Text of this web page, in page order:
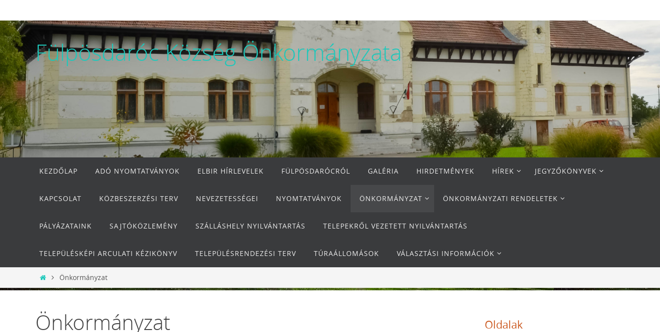
Fülpösdaróc Község Önkormányzata
KEZDŐLAP
ADÓ NYOMTATVÁNYOK ELBIR HÍRLEVELEK FÜLPÖSDARÓCRÓL GALÉRIA HIRDETMÉNYEK HÍREK JEGYZŐKÖNYVEK
KAPCSOLAT KÖZBESZERZÉSI TERV NEVEZETESSÉGEI NYOMTATVÁNYOK ÖNKORMÁNYZAT ÖNKORMÁNYZATI RENDELETEK
PÁLYÁZATAINK SAJTÓKÖZLEMÉNY SZÁLLÁSHELY NYILVÁNTARTÁS TELEPEKRŐL VEZETETT NYILVÁNTARTÁS
TELEPÜLÉSKÉPI ARCULATI KÉZIKÖNYV TELEPÜLÉSRENDEZÉSI TERV TÚRAÁLLOMÁSOK VÁLASZTÁSI INFORMÁCIÓK
Otthon
Önkormányzat
Önkormányzat Oldalak